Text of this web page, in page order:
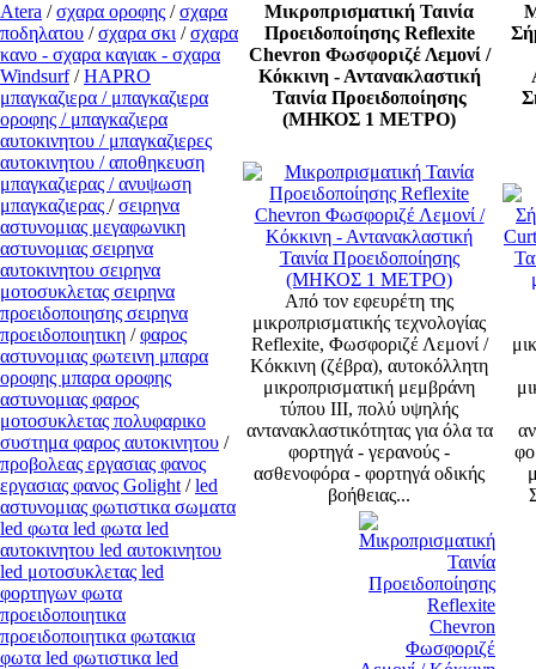
Atera /σχαρα οροφης /σχαρα
ποδηλατου /σχαρα σκι /σχαρα
κανο - σχαρα καγιακ - σχαρα
Windsurf/ΗΑPRO
μπαγκαζιερα / μπαγκαζιερα
οροφης / μπαγκαζιερα
αυτοκινητου / μπαγκαζιερες
αυτοκινητου / αποθηκευση
μπαγκαζιερας / ανυψωση
μπαγκαζιερας /σειρηνα
αστυνομιας μεγαφωνικη
αστυνομιας σειρηνα
αυτοκινητου σειρηνα
μοτοσυκλετας σειρηνα
προειδοποιησης σειρηνα
προειδοποιητικη /φαρος
αστυνομιας φωτεινη μπαρα
οροφης μπαρα οροφης
αστυνομιας φαρος
μοτοσυκλετας πολυφαρικο
συστημα φαρος αυτοκινητου /
προβολεας εργασιας φανος
εργασιας φανος Golight /led
αστυνομιας φωτιστικα σωματα
led φωτα led φωτα led
αυτοκινητου led αυτοκινητου
led μοτοσυκλετας led
φορτηγων φωτα
προειδοποιητικα
προειδοποιητικα φωτακια
φωτα led φωτιστικα led
Μικροπρισματική Ταινία
Προειδοποίησης Reflexite
Chevron Φωσφοριζέ Λεμονί /
Κόκκινη - Αντανακλαστική
Ταινία Προειδοποίησης
(ΜΗΚΟΣ 1 ΜΕΤΡΟ)
Από τον εφευρέτη της
μικροπρισματικής τεχνολογίας
Reflexite, Φωσφοριζέ Λεμονί /
Κόκκινη (ζέβρα), αυτοκόλλητη
μικροπρισματική μεμβράνη
τύπου ΙΙI, πολύ υψηλής
αντανακλαστικότητας για όλα τα
φορτηγά - γερανούς -
ασθενοφόρα - φορτηγά οδικής
βοήθειας...